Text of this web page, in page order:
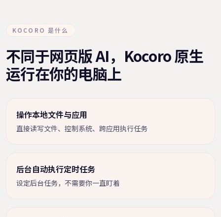
KOCORO 是什么
不同于网页版 AI， Kocoro 原生
运行在你的电脑上
操作本地文件与应用
直接读写文件、控制系统、跨应用执行任务
后台自动执行定时任务
设定后台任务，不需要你一直盯着